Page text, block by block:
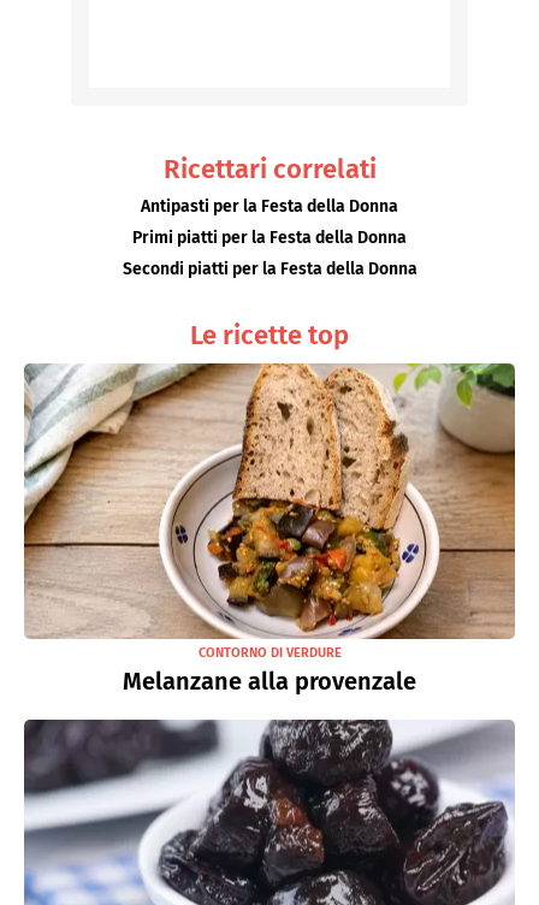
Ricettari correlati
Antipasti per la Festa della Donna
Primi piatti per la Festa della Donna
Secondi piatti per la Festa della Donna
Le ricette top
CONTORNO DI VERDURE
Melanzane alla provenzale